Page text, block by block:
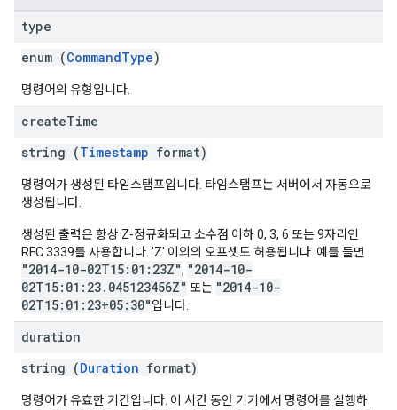
type
enum (CommandType)
명령어의 유형입니다.
createTime
string (Timestamp format)
명령어가 생성된 타임스탬프입니다. 타임스탬프는 서버에서 자동으로
생성됩니다.
생성된 출력은 항상 Z-정규화되고 소수점 이하 0, 3, 6 또는 9자리인
RFC 3339를 사용합니다. 'Z' 이외의 오프셋도 허용됩니다. 예를 들면
"2014-10-02T15:01:23Z", "2014-10-
02T15:01:23.045123456Z" 또는 "2014-10-
02T15:01:23+05:30"입니다.
duration
string (Duration format)
명령어가 유효한 기간입니다. 이 시간 동안 기기에서 명령어를 실행하